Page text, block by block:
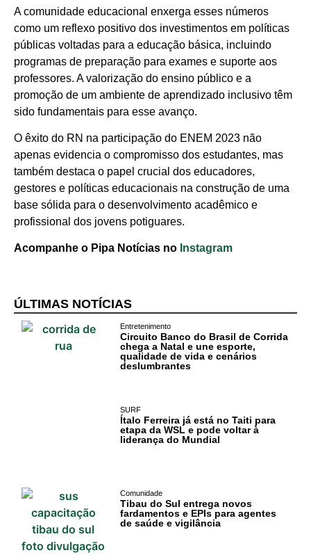
Acontece no
RN
Comércio e
A comunidade educacional enxerga esses números
como um reflexo positivo dos investimentos em políticas
públicas voltadas para a educação básica, incluindo
programas de preparação para exames e suporte aos
professores. A valorização do ensino público e a
promoção de um ambiente de aprendizado inclusivo têm
sido fundamentais para esse avanço.
O êxito do RN na participação do ENEM 2023 não
apenas evidencia o compromisso dos estudantes, mas
também destaca o papel crucial dos educadores,
gestores e políticas educacionais na construção de uma
base sólida para o desenvolvimento acadêmico e
profissional dos jovens potiguares.
Acompanhe o Pipa Notícias no Instagram
ÚLTIMAS NOTÍCIAS
Entretenimento
Circuito Banco do Brasil de Corrida
chega a Natal e une esporte,
qualidade de vida e cenários
deslumbrantes
SURF
Ítalo Ferreira já está no Taiti para
etapa da WSL e pode voltar à
liderança do Mundial
Comunidade
Tibau do Sul entrega novos
fardamentos e EPIs para agentes
de saúde e vigilância